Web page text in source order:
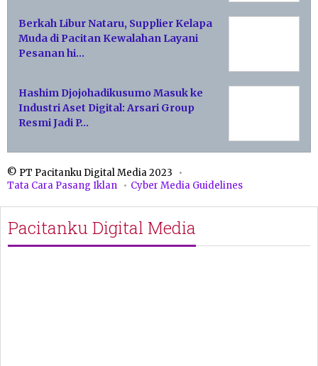
Berkah Libur Nataru, Supplier Kelapa
Muda di Pacitan Kewalahan Layani
Pesanan hi…
Hashim Djojohadikusumo Masuk ke
Industri Aset Digital: Arsari Group
Resmi Jadi P…
© PT Pacitanku Digital Media 2023
Tata Cara Pasang Iklan
Cyber Media Guidelines
Pacitanku Digital Media